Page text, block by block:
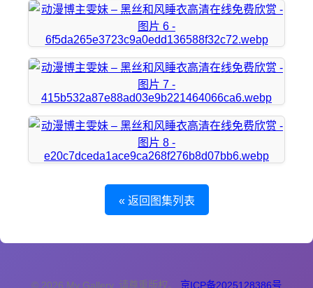
« 返回图集列表
© 2026 My Gallery. 请尊重版权。 京ICP备2025128386号